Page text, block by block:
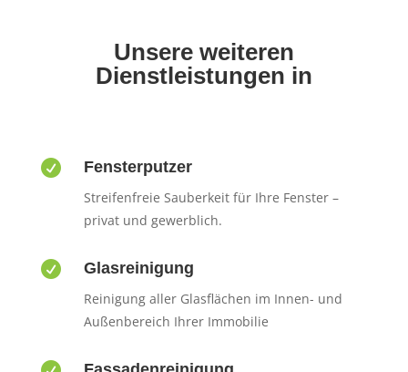
Unsere weiteren
Dienstleistungen in
 Fensterputzer
Streifenfreie Sauberkeit für Ihre Fenster –
privat und gewerblich.
 Glasreinigung
Reinigung aller Glasflächen im Innen- und
Außenbereich Ihrer Immobilie